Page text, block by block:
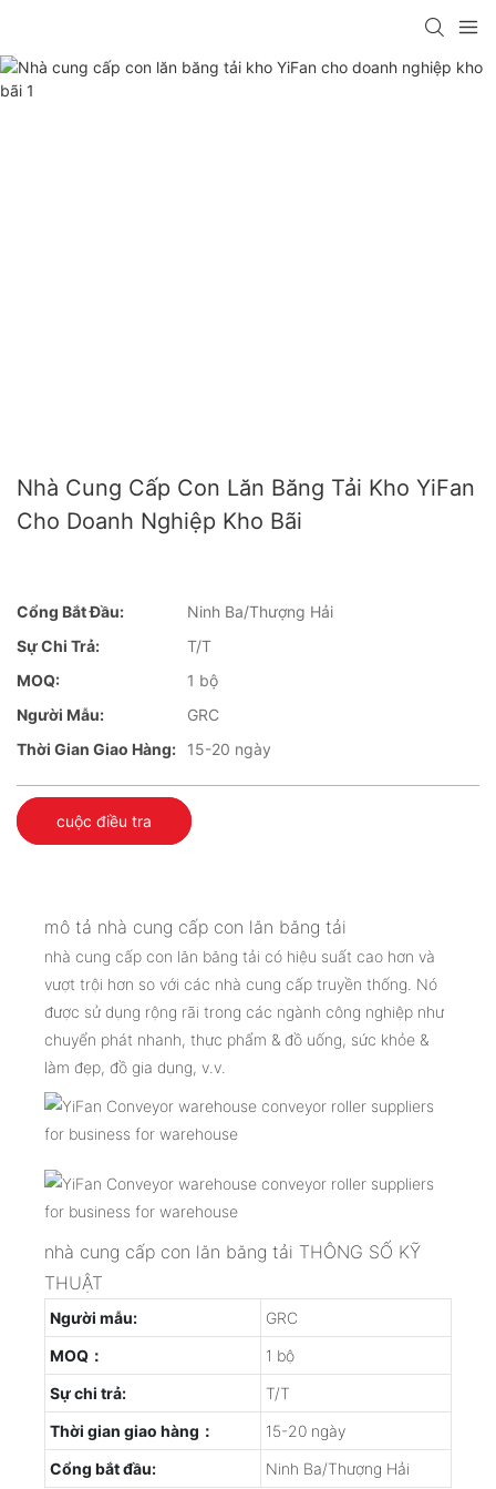
Nhà Cung Cấp Con Lăn Băng Tải Kho YiFan
Cho Doanh Nghiệp Kho Bãi
Cổng Bắt Đầu:
Ninh Ba/Thượng Hải
Sự Chi Trả:
T/T
MOQ:
1 bộ
Người Mẫu:
GRC
Thời Gian Giao Hàng:
15-20 ngày
cuộc điều tra
mô tả nhà cung cấp con lăn băng tải
nhà cung cấp con lăn băng tải có hiệu suất cao hơn và
vượt trội hơn so với các nhà cung cấp truyền thống. Nó
được sử dụng rộng rãi trong các ngành công nghiệp như
chuyển phát nhanh, thực phẩm & đồ uống, sức khỏe &
làm đẹp, đồ gia dụng, v.v.
nhà cung cấp con lăn băng tải THÔNG SỐ KỸ
THUẬT
Người mẫu:
GRC
MOQ：
1 bộ
Sự chi trả:
T/T
Thời gian giao hàng：
15-20 ngày
Cổng bắt đầu:
Ninh Ba/Thượng Hải